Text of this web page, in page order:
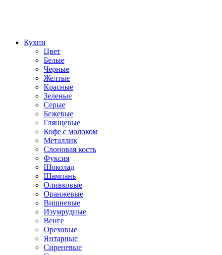
Кухни
Цвет
Белые
Черные
Желтые
Красные
Зеленые
Серые
Бежевые
Глянцевые
Кофе с молоком
Металлик
Слоновая кость
Фуксия
Шоколад
Шампань
Оливковые
Оранжевые
Вишневые
Изумрудные
Венге
Ореховые
Янтарные
Сиреневые